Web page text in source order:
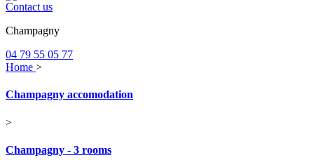
Contact us
Champagny
04 79 55 05 77
Home >
Champagny accomodation
>
Champagny - 3 rooms